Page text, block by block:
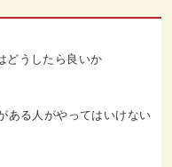
どうしたら良いか
ある人がやってはいけない